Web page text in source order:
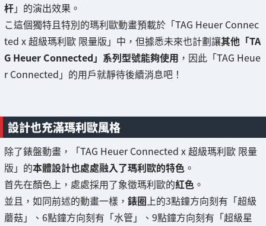
杆」的演出效果。
こ這個獨特且特別的瑪利歐動畫預載於「TAG Heuer Connec
ted x 超級瑪利歐 限量版」中，但據悉未來也計劃讓其他「TA
G Heuer Connected」系列型號能夠使用 ，因此「TAG Heue
r Connected」的用戶就靜待後續消息吧！
設計也充滿瑪利歐風格
除了錶盤動畫，「TAG Heuer Connected x 超級瑪利歐 限量
版」的本體設計也處處融入了瑪利歐的特色 。
首先在顏色上，處處採用了象徵瑪利歐的紅色 。
並且，如同前述的動畫一樣， 錶圈上的3點鐘方向刻有「超級
蘑菇」、6點鐘方向刻有「水管」、9點鐘方向刻有「超級星